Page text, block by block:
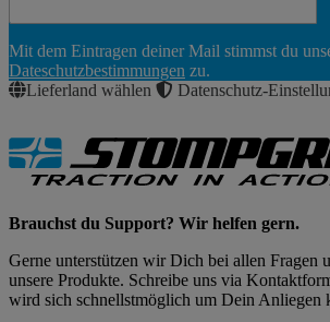
Abonnieren
Mit dem Eintragen deiner Mail stimmst du
Dateschutzbestimmungen zu.
Lieferland wählen
Datenschutz-
Brauchst du Support? Wir helfen gern.
Gerne unterstützen wir Dich bei allen Fragen
unsere Produkte. Schreibe uns via
wird sich schnellstmöglich um Dein Anliegen